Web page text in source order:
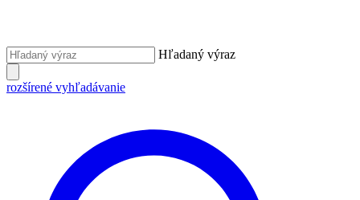
Hľadaný výraz
rozšírené vyhľadávanie